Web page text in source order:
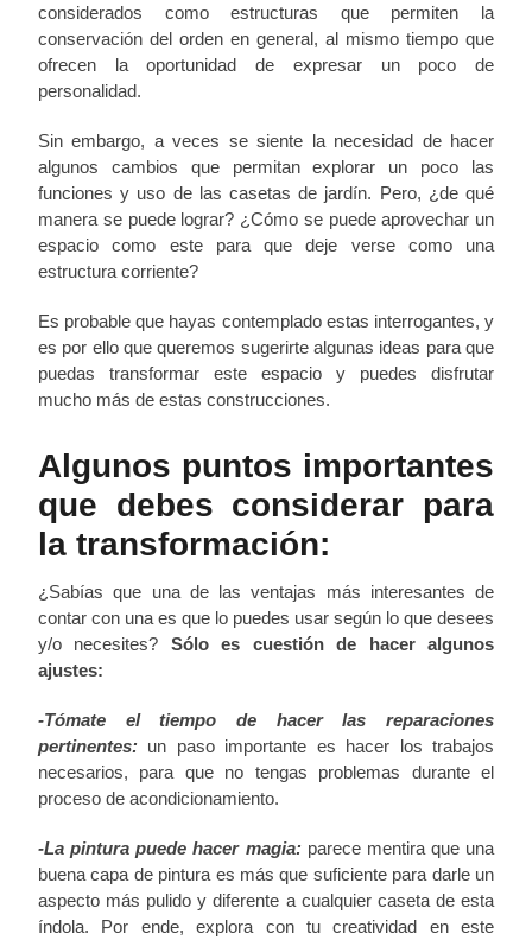
considerados como estructuras que permiten la
conservación del orden en general, al mismo tiempo que
ofrecen la oportunidad de expresar un poco de
personalidad.
Sin embargo, a veces se siente la necesidad de hacer
algunos cambios que permitan explorar un poco las
funciones y uso de las casetas de jardín. Pero, ¿de qué
manera se puede lograr? ¿Cómo se puede aprovechar un
espacio como este para que deje verse como una
estructura corriente?
Es probable que hayas contemplado estas interrogantes, y
es por ello que queremos sugerirte algunas ideas para que
puedas transformar este espacio y puedes disfrutar
mucho más de estas construcciones.
Algunos puntos importantes
que debes considerar para
la transformación:
¿Sabías que una de las ventajas más interesantes de
contar con una es que lo puedes usar según lo que desees
y/o necesites? Sólo es cuestión de hacer algunos
ajustes:
-Tómate el tiempo de hacer las reparaciones
pertinentes: un paso importante es hacer los trabajos
necesarios, para que no tengas problemas durante el
proceso de acondicionamiento.
-La pintura puede hacer magia:parece mentira que una
buena capa de pintura es más que suficiente para darle un
aspecto más pulido y diferente a cualquier caseta de esta
índola. Por ende, explora con tu creatividad en este